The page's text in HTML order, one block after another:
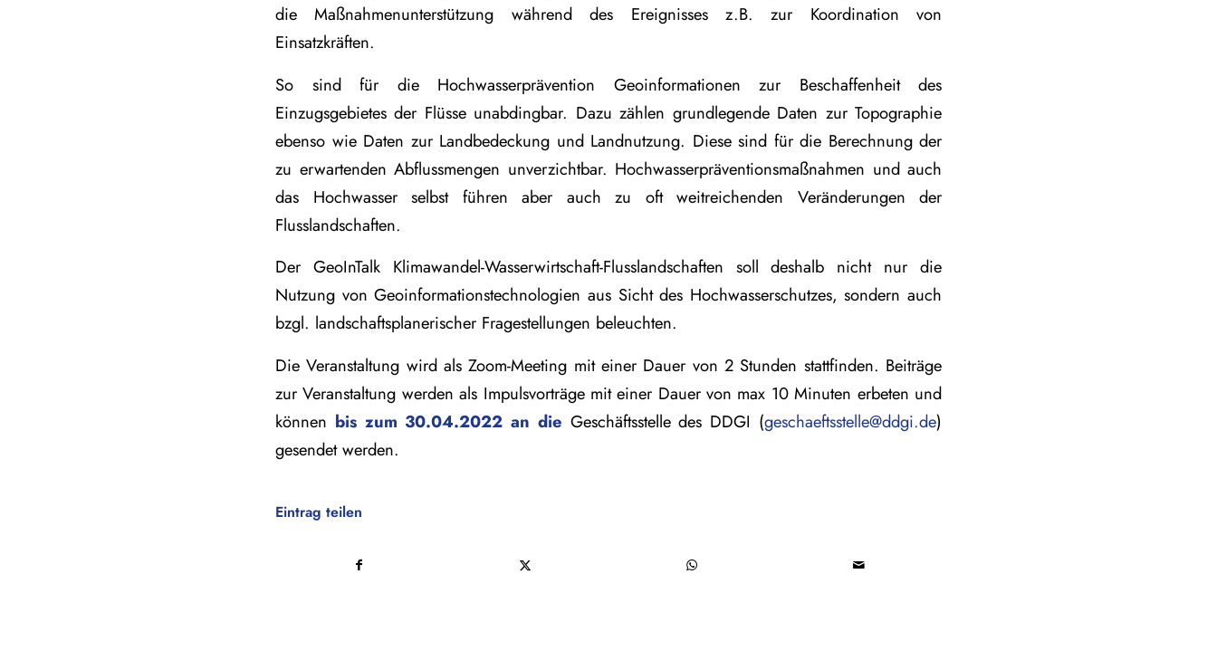
die Maßnahmenunterstützung während des Ereignisses z.B. zur Koordination von
Einsatzkräften.
So sind für die Hochwasserprävention Geoinformationen zur Beschaffenheit des
Einzugsgebietes der Flüsse unabdingbar. Dazu zählen grundlegende Daten zur Topographie
ebenso wie Daten zur Landbedeckung und Landnutzung. Diese sind für die Berechnung der
zu erwartenden Abflussmengen unverzichtbar. Hochwasserpräventionsmaßnahmen und auch
das Hochwasser selbst führen aber auch zu oft weitreichenden Veränderungen der
Flusslandschaften.
Der GeoInTalk Klimawandel-Wasserwirtschaft-Flusslandschaften soll deshalb nicht nur die
Nutzung von Geoinformationstechnologien aus Sicht des Hochwasserschutzes, sondern auch
bzgl. landschaftsplanerischer Fragestellungen beleuchten.
Die Veranstaltung wird als Zoom-Meeting mit einer Dauer von 2 Stunden stattfinden. Beiträge
zur Veranstaltung werden als Impulsvorträge mit einer Dauer von max 10 Minuten erbeten und
können bis zum 30.04.2022 an die Geschäftsstelle des DDGI (geschaeftsstelle@ddgi.de)
gesendet werden.
Eintrag teilen